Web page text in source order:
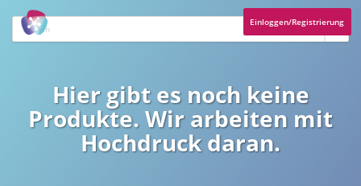
Einloggen/Registrierung
Hier gibt es noch keine
Produkte. Wir arbeiten mit
Hochdruck daran.